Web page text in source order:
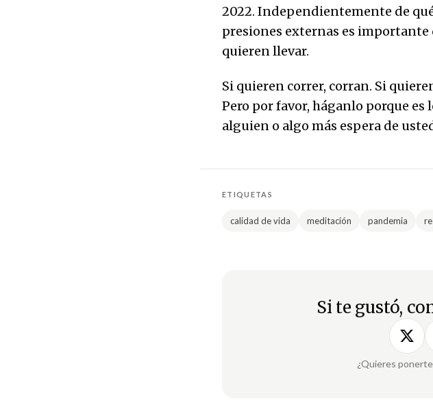
2022. Independientemente de
presiones externas es
quieren llevar.
Si quieren correr, corran. Si
Pero por favor, háganlo porque es
alguien o algo más espera de
ETIQUETAS
calidad de vida meditación pandemia
Si te gustó,
¿Quieres